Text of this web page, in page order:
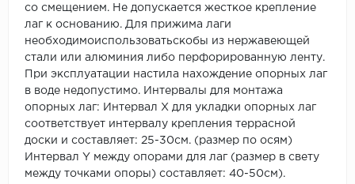
со смещением. Не допускается жесткое крепление
лаг к основанию. Для прижима лаги
необходимоиспользоватьскобы из нержавеющей
стали или алюминия либо перфорированную ленту.
При эксплуатации настила нахождение опорных лаг
в воде недопустимо. Интервалы для монтажа
опорных лаг: Интервал X для укладки опорных лаг
соответствует интервалу крепления террасной
доски и составляет: 25-30см. (размер по осям)
Интервал Y между опорами для лаг (размер в свету
между точками опоры) составляет: 40-50см).